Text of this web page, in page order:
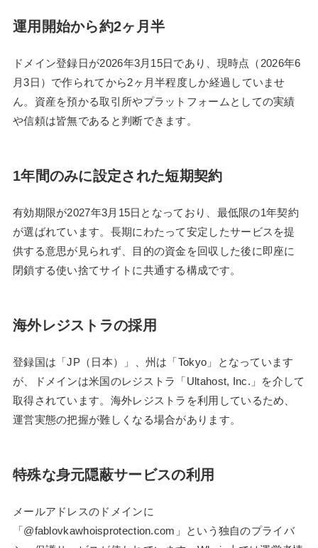
運用開始から約2ヶ月半
ドメイン登録日が2026年3月15日であり、現時点（2026年6
月3日）で作られてから2ヶ月半程度しか経過していませ
ん。資産を預かる取引所やプラットフォームとしての実績
や信頼は皆無であると判断できます。
1年間のみに設定された短期契約
有効期限が2027年3月15日となっており、最低限の1年契約
が選ばれています。長期にわたって安定したサービスを提
供する意思が見られず、目的の資金を回収した後に即座に
閉鎖する使い捨てサイトに共通する構成です。
海外レジストラの採用
登録国は「JP（日本）」、州は「Tokyo」となっています
が、ドメインは米国のレジストラ「Ultahost, Inc.」を介して
取得されています。海外レジストラを利用しているため、
運営実態の把握が難しくなる場合があります。
特殊な身元隠蔽サービスの利用
メールアドレスのドメインに
「@fablovkawhoisprotection.com」という独自のプライバ